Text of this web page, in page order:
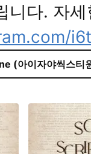
니다. 자
(아이자야씩스티